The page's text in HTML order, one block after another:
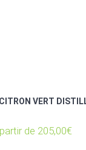
VERT
de 205,00€